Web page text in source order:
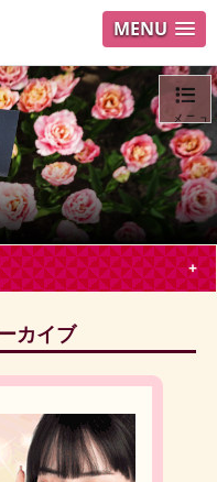
MENU
メニュ
ログイ
Search
& Prince
二宮和也
ます。
カイブ